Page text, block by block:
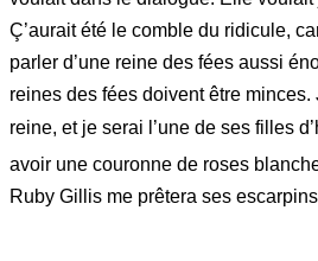
Ç’aurait été le comble du ridicule,
parler d’une reine des fées aussi
reines des fées doivent être
reine, et je serai l’une de ses filles
avoir une couronne de roses
Ruby Gillis me prêtera ses